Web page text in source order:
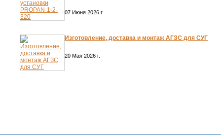
07 Июня 2026 г.
Изготовление, доставка и монтаж АГЗС для СУГ
20 Мая 2026 г.